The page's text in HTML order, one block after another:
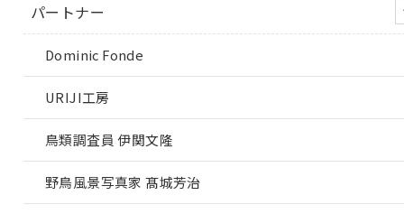
パートナー
Dominic Fonde
URIJI工房
鳥類調査員 伊関文隆
野鳥風景写真家 髙城芳治